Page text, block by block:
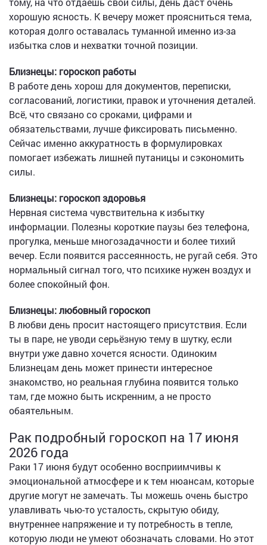
хорошую ясность. К вечеру может проясниться тема,
которая долго оставалась туманной именно из-за
избытка слов и нехватки точной позиции.
Близнецы: гороскоп работы
В работе день хорош для документов, переписки,
согласований, логистики, правок и уточнения деталей.
Всё, что связано со сроками, цифрами и
обязательствами, лучше фиксировать письменно.
Сейчас именно аккуратность в формулировках
помогает избежать лишней путаницы и сэкономить
силы.
Близнецы: гороскоп здоровья
Нервная система чувствительна к избытку
информации. Полезны короткие паузы без телефона,
прогулка, меньше многозадачности и более тихий
вечер. Если появится рассеянность, не ругай себя. Это
нормальный сигнал того, что психике нужен воздух и
более спокойный фон.
Близнецы: любовный гороскоп
В любви день просит настоящего присутствия. Если
ты в паре, не уводи серьёзную тему в шутку, если
внутри уже давно хочется ясности. Одиноким
Близнецам день может принести интересное
знакомство, но реальная глубина появится только
там, где можно быть искренним, а не просто
обаятельным.
Рак подробный гороскоп на 17 июня
2026 года
Раки 17 июня будут особенно восприимчивы к
эмоциональной атмосфере и к тем нюансам, которые
другие могут не замечать. Ты можешь очень быстро
улавливать чью-то усталость, скрытую обиду,
внутреннее напряжение и ту потребность в тепле,
которую люди не умеют обозначать словами. Но этот